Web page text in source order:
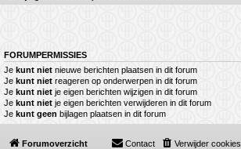
FORUMPERMISSIES
Je kunt niet nieuwe berichten plaatsen in dit forum
Je kunt niet reageren op onderwerpen in dit forum
Je kunt niet je eigen berichten wijzigen in dit forum
Je kunt niet je eigen berichten verwijderen in dit forum
Je kunt geen bijlagen plaatsen in dit forum
Forumoverzicht Verwijder cookies
Contact